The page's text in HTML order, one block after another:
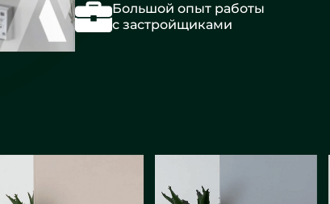
Большой опыт работы
с застройщиками